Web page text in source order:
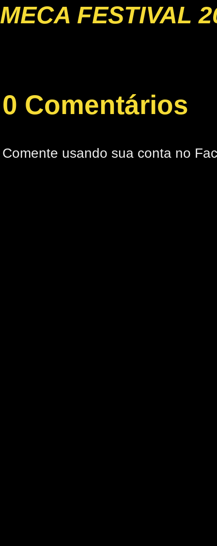
MECA FESTIVAL
0 Comentários
Comente usando sua conta no